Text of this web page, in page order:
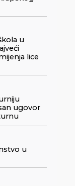
u
lice
ugovor
u